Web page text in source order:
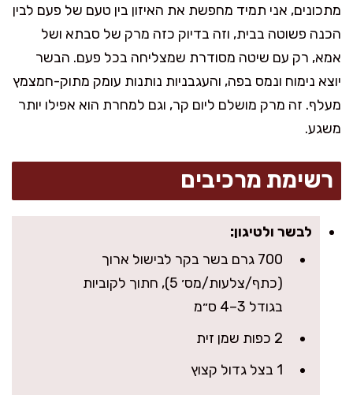
מתכונים, אני תמיד מחפשת את האיזון בין טעם של פעם לבין
הכנה פשוטה בבית, וזה בדיוק כזה מרק של סבתא ושל
אמא, רק עם שיטה מסודרת שמצליחה בכל פעם. הבשר
יוצא נימוח ונמס בפה, והעגבניות נותנות עומק מתוק-חמצמץ
מעלף. זה מרק מושלם ליום קר, וגם למחרת הוא אפילו יותר
משגע.
רשימת מרכיבים
לבשר ולטיגון:
700 גרם בשר בקר לבישול ארוך
(כתף/צלעות/מס׳ 5), חתוך לקוביות
בגודל 3–4 ס״מ
2 כפות שמן זית
1 בצל גדול קצוץ